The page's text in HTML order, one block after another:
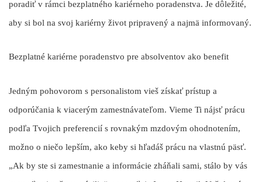
poradiť v rámci bezplatného kariérneho poradenstva. Je dôležité,
aby si bol na svoj kariérny život pripravený a najmä informovaný.
Bezplatné kariérne poradenstvo pre absolventov ako benefit
Jedným pohovorom s personalistom vieš získať prístup a
odporúčania k viacerým zamestnávateľom. Vieme Ti nájsť prácu
podľa Tvojich preferencií s rovnakým mzdovým ohodnotením,
možno o niečo lepším, ako keby si hľadáš prácu na vlastnú päsť.
„Ak by ste si zamestnanie a informácie zháňali sami, stálo by vás